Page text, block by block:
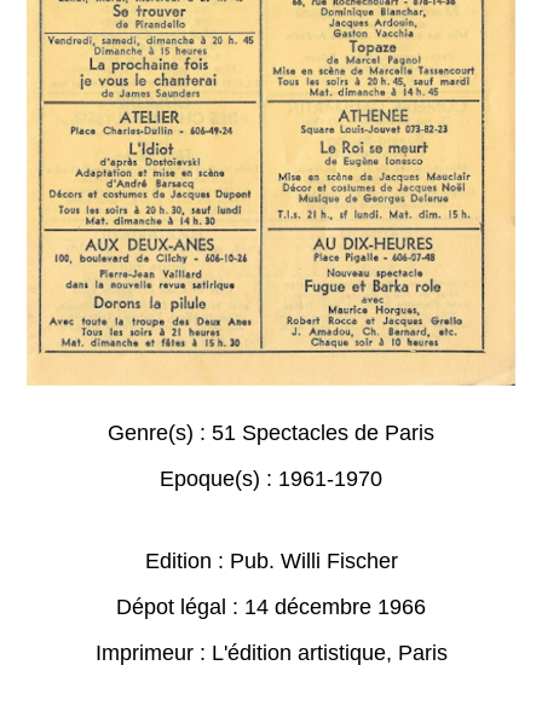
Genre(s) : 51 Spectacles de Paris
Epoque(s) : 1961-1970
Edition : Pub. Willi Fischer
Dépot légal : 14 décembre 1966
Imprimeur : L'édition artistique, Paris